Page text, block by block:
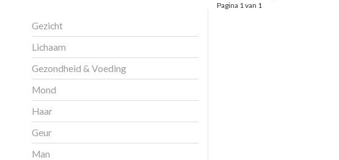
Gezicht
Lichaam
Gezondheid & Voeding
Mond
Haar
Geur
Man
Pagina 1 van 1